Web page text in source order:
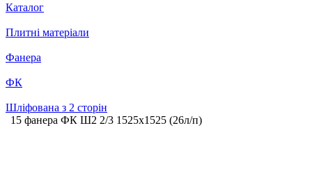
Каталог
Плитні матеріали
Фанера
ФК
Шліфована з 2 сторін
15 фанера ФК Ш2 2/3 1525х1525 (26л/п)